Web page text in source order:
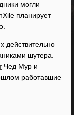
могли
планирует
действительно
шутера.
Чед Мур и
работавшие